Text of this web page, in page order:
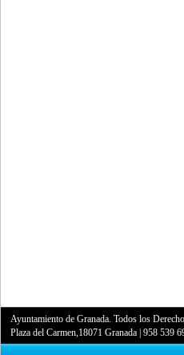
Ayuntamiento de Granada. Todos los
Plaza del Carmen,18071 Granada |958 539